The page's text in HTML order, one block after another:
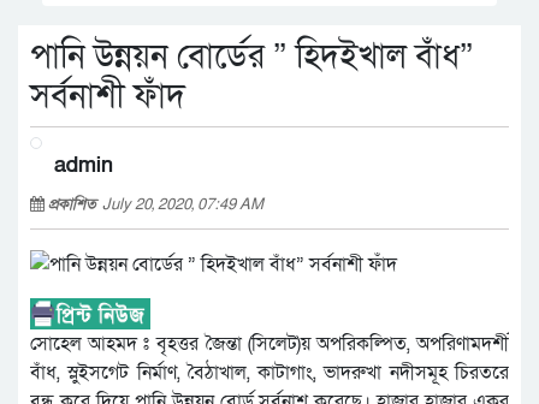
পানি উন্নয়ন বোর্ডের ” হিদইখাল বাঁধ”
সর্বনাশী ফাঁদ
admin
প্রকাশিতJuly 20, 2020, 07:49 AM
সোহেল আহমদ ঃ বৃহত্তর জৈন্তা (সিলেট)য় অপরিকল্পিত, অপরিণামদর্শী
বাঁধ, স্লুইসগেট নির্মাণ, বৈঠাখাল, কাটাগাং, ভাদরুখা নদীসমূহ চিরতরে